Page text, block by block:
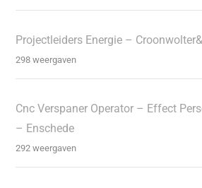
Projectleiders Energie –
298 weergaven
Cnc Verspaner Operator – Effect
– Enschede
292 weergaven